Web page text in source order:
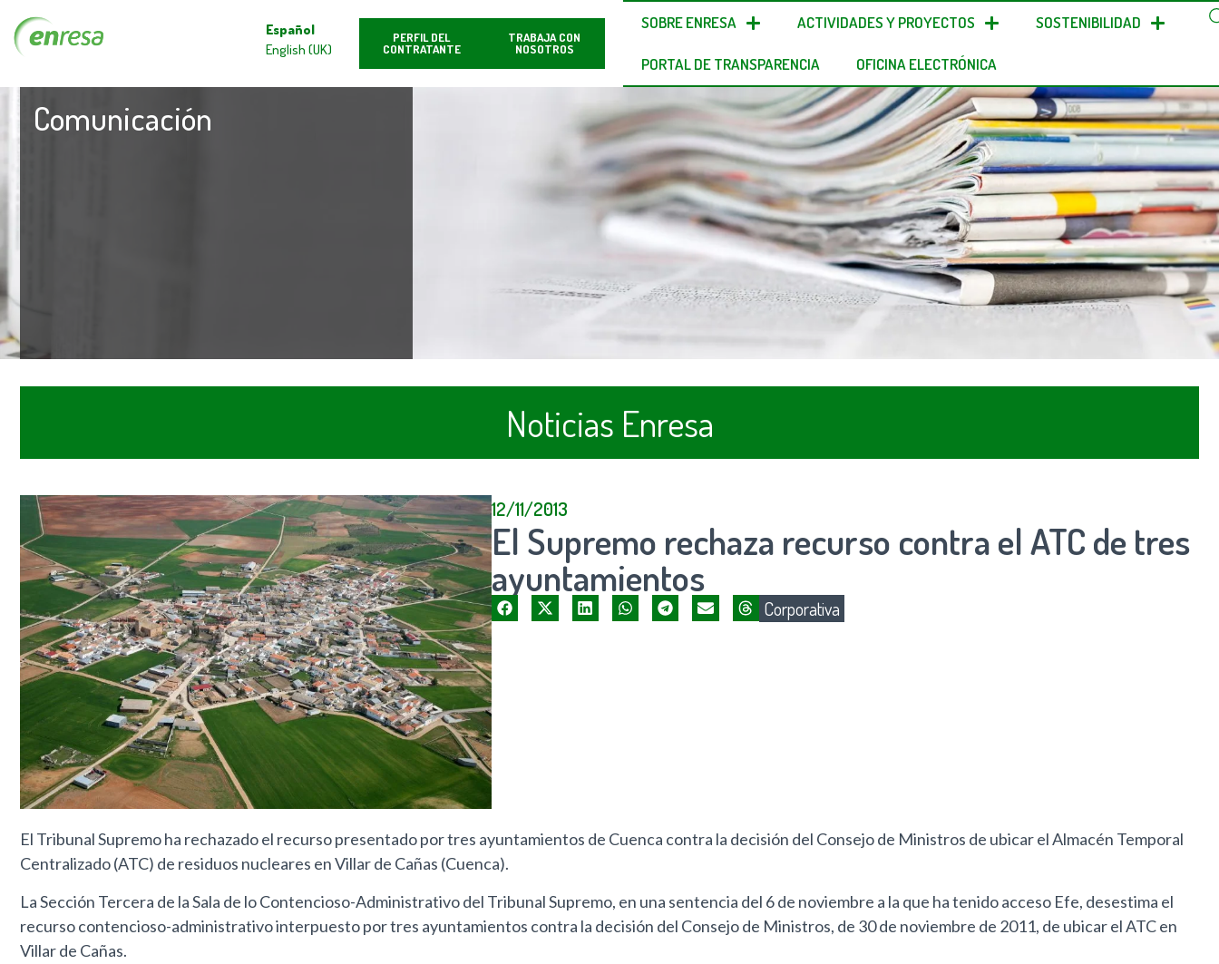
Español
English (UK)
PERFIL DEL
CONTRATANTE
TRABAJA CON
NOSOTROS
SOBRE ENRESA ACTIVIDADES Y PROYECTOS SOSTENIBILIDAD
PORTAL DE TRANSPARENCIA OFICINA ELECTRÓNICA
Comunicación
Noticias Enresa
12/11/2013
El Supremo rechaza recurso contra el ATC de tres
ayuntamientos
Corporativa
El Tribunal Supremo ha rechazado el recurso presentado por tres ayuntamientos de Cuenca contra la decisión del Consejo de Ministros de ubicar el Almacén Temporal
Centralizado (ATC) de residuos nucleares en Villar de Cañas (Cuenca).
La Sección Tercera de la Sala de lo Contencioso-Administrativo del Tribunal Supremo, en una sentencia del 6 de noviembre a la que ha tenido acceso Efe, desestima el
recurso contencioso-administrativo interpuesto por tres ayuntamientos contra la decisión del Consejo de Ministros, de 30 de noviembre de 2011, de ubicar el ATC en
Villar de Cañas.